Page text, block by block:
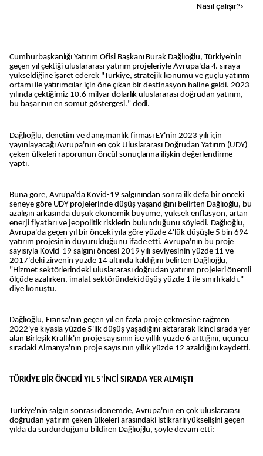
Nasıl çalışır?›
Cumhurbaşkanlığı Yatırım Ofisi Başkanı Burak Dağlıoğlu, Türkiye'nin
geçen yıl çektiği uluslararası yatırım projeleriyle Avrupa'da 4. sıraya
yükseldiğine işaret ederek "Türkiye, stratejik konumu ve güçlü yatırım
ortamı ile yatırımcılar için öne çıkan bir destinasyon haline geldi. 2023
yılında çektiğimiz 10,6 milyar dolarlık uluslararası doğrudan yatırım,
bu başarının en somut göstergesi." dedi.
Dağlıoğlu, denetim ve danışmanlık firması EY'nin 2023 yılı için
yayınlayacağı Avrupa'nın en çok Uluslararası Doğrudan Yatırım (UDY)
çeken ülkeleri raporunun öncül sonuçlarına ilişkin değerlendirme
yaptı.
Buna göre, Avrupa'da Kovid-19 salgınından sonra ilk defa bir önceki
seneye göre UDY projelerinde düşüş yaşandığını belirten Dağlıoğlu, bu
azalışın arkasında düşük ekonomik büyüme, yüksek enflasyon, artan
enerji fiyatları ve jeopolitik risklerin bulunduğunu söyledi. Dağlıoğlu,
Avrupa'da geçen yıl bir önceki yıla göre yüzde 4'lük düşüşle 5 bin 694
yatırım projesinin duyurulduğunu ifade etti. Avrupa'nın bu proje
sayısıyla Kovid-19 salgını öncesi 2019 yılı seviyesinin yüzde 11 ve
2017'deki zirvenin yüzde 14 altında kaldığını belirten Dağlıoğlu,
"Hizmet sektörlerindeki uluslararası doğrudan yatırım projeleri önemli
ölçüde azalırken, imalat sektöründeki düşüş yüzde 1 ile sınırlı kaldı."
diye konuştu.
Dağlıoğlu, Fransa'nın geçen yıl en fazla proje çekmesine rağmen
2022'ye kıyasla yüzde 5'lik düşüş yaşadığını aktararak ikinci sırada yer
alan Birleşik Krallık'ın proje sayısının ise yıllık yüzde 6 arttığını, üçüncü
sıradaki Almanya'nın proje sayısının yıllık yüzde 12 azaldığını kaydetti.
TÜRKİYE BİR ÖNCEKİ YIL 5'İNCİ SIRADA YER ALMIŞTI
Türkiye'nin salgın sonrası dönemde, Avrupa'nın en çok uluslararası
doğrudan yatırım çeken ülkeleri arasındaki istikrarlı yükselişini geçen
yılda da sürdürdüğünü bildiren Dağlıoğlu, şöyle devam etti: